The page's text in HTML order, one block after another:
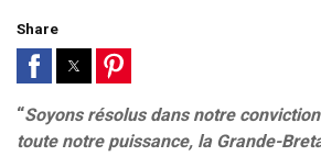
Share
“Soyons résolus dans notre
toute notre puissance, la Grande-